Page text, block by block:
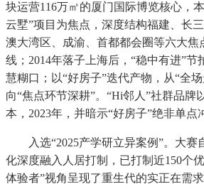
块运营116万㎡的厦门国际博览核心，
云墅”项目为焦点，深度结构福建、长
澳大湾区、成渝、首都都会圈等六大焦
线；2014年落子上海后，“稳中有进”
慧糊口；以“好房子”迭代产物，从“全
向“焦点环节深耕”。“Hi邻人”社群品牌
本，2023年，并暗示“好房子”绝非单点
入选“2025产学研立异案例”。大赛
化深度融入人居打制，已打制近150个
体验者”视角呈现了重生代的实正在需